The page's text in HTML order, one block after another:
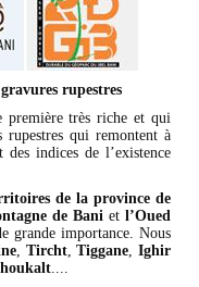
rupestres
première très riche et qui
rupestres qui remontent à
des indices de l’existence
de la province de
de Bani et l’Oued
grande importance. Nous
, Tircht,Tiggane, Ighir
....